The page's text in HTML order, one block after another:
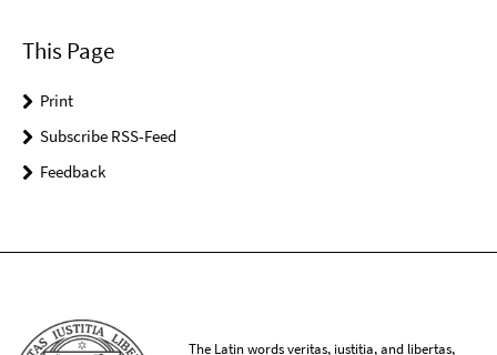
This Page
Print
Subscribe RSS-Feed
Feedback
The Latin words veritas, iustitia, and libertas,